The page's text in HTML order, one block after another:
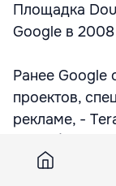
Площадка
Google в
Ранее Google
проектов,
рекламе, -
последняя